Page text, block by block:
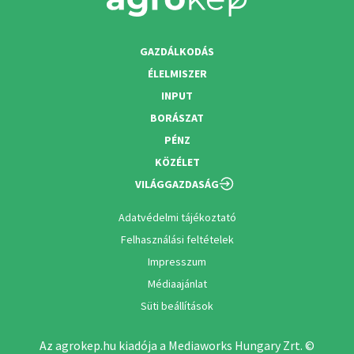
GAZDÁLKODÁS
ÉLELMISZER
INPUT
BORÁSZAT
PÉNZ
KÖZÉLET
VILÁGGAZDASÁG
Adatvédelmi tájékoztató
Felhasználási feltételek
Impresszum
Médiaajánlat
Süti beállítások
Az agrokep.hu kiadója a Mediaworks Hungary Zrt. ©